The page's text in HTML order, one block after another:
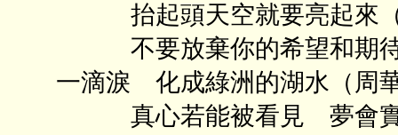
抬起頭天空就要亮起來（
不要放棄你的希望和期
一滴淚 化成綠洲的湖水（周
真心若能被看見 夢會